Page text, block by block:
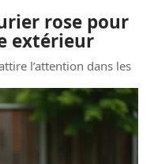
rose pour
extérieur
l’attention dans les